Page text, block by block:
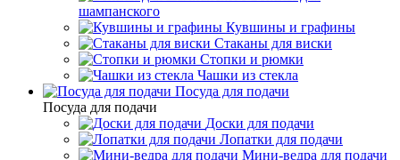
шампанского
Кувшины и графины
Стаканы для виски
Стопки и рюмки
Чашки из стекла
Посуда для подачи
Посуда для подачи
Доски для подачи
Лопатки для подачи
Мини-ведра для подачи